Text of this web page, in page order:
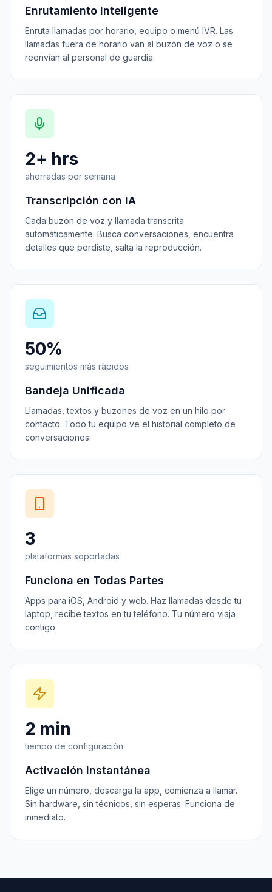
Enrutamiento Inteligente
Enruta llamadas por horario, equipo o menú IVR. Las
llamadas fuera de horario van al buzón de voz o se
reenvían al personal de guardia.
2+ hrs
ahorradas por semana
Transcripción con IA
Cada buzón de voz y llamada transcrita
automáticamente. Busca conversaciones, encuentra
detalles que perdiste, salta la reproducción.
50%
seguimientos más rápidos
Bandeja Unificada
Llamadas, textos y buzones de voz en un hilo por
contacto. Todo tu equipo ve el historial completo de
conversaciones.
3
plataformas soportadas
Funciona en Todas Partes
Apps para iOS, Android y web. Haz llamadas desde tu
laptop, recibe textos en tu teléfono. Tu número viaja
contigo.
2 min
tiempo de configuración
Activación Instantánea
Elige un número, descarga la app, comienza a llamar.
Sin hardware, sin técnicos, sin esperas. Funciona de
inmediato.